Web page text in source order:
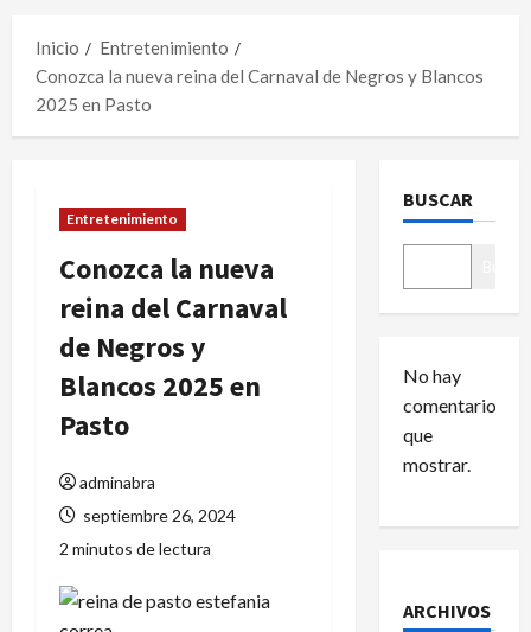
Inicio
Entretenimiento
Conozca la nueva reina del Carnaval de Negros y Blancos
2025 en Pasto
Entretenimiento
Conozca la nueva
reina del Carnaval
de Negros y
Blancos 2025 en
Pasto
adminabra
septiembre 26, 2024
2 minutos de lectura
BUSCAR
No hay
comentarios
que
mostrar.
ARCHIVOS